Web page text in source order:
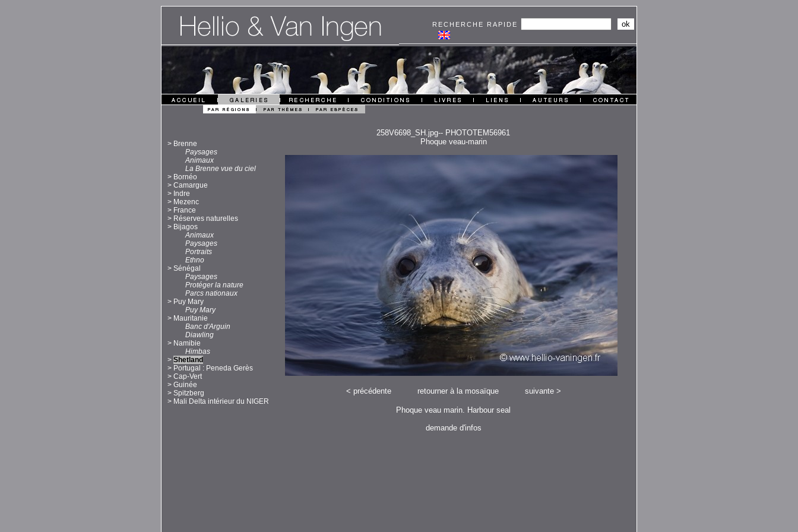
RECHERCHE RAPIDE
258V6698_SH.jpg-- PHOTOTEM56961
> Brenne
Paysages
Animaux
La Brenne vue du ciel
> Bornéo
> Camargue
> Indre
> Mezenc
> France
> Réserves naturelles
> Bijagos
Animaux
Paysages
Portraits
Ethno
> Sénégal
Paysages
Protéger la nature
Parcs nationaux
> Puy Mary
Puy Mary
> Mauritanie
Banc d'Arguin
Diawling
> Namibie
Himbas
> Shetland
> Portugal : Peneda Gerès
> Cap-Vert
> Guinée
> Spitzberg
> Mali Delta intérieur du NIGER
Phoque veau-marin
< précédente retourner à la mosaïque suivante>
Phoque veau marin. Harbour seal
demande d'infos